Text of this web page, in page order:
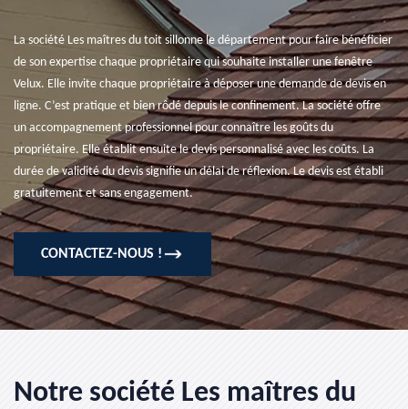
La société Les maîtres du toit sillonne le département pour faire bénéficier
de son expertise chaque propriétaire qui souhaite installer une fenêtre
Velux. Elle invite chaque propriétaire à déposer une demande de devis en
ligne. C’est pratique et bien rôdé depuis le confinement. La société offre
un accompagnement professionnel pour connaître les goûts du
propriétaire. Elle établit ensuite le devis personnalisé avec les coûts. La
durée de validité du devis signifie un délai de réflexion. Le devis est établi
gratuitement et sans engagement.
CONTACTEZ-NOUS !
Notre société Les maîtres du